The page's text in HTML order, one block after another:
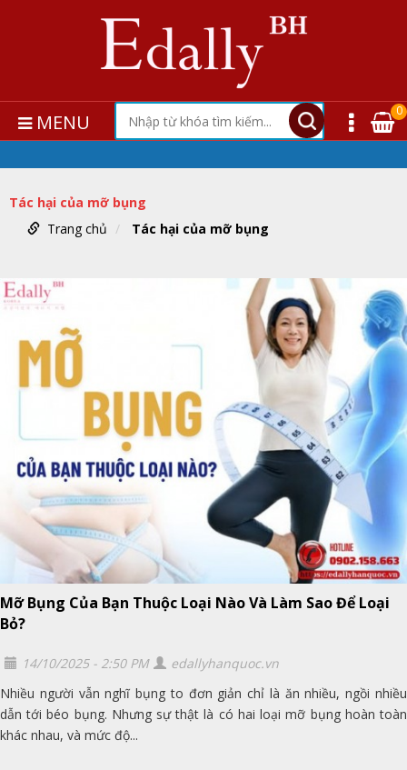
MENU 0
Tác hại của mỡ bụng
Trang chủ
Tác hại của mỡ bụng
Mỡ Bụng Của Bạn Thuộc Loại Nào Và Làm Sao Để Loại
Bỏ?
14/10/2025 - 2:50 PM
edallyhanquoc.vn
Nhiều người vẫn nghĩ bụng to đơn giản chỉ là ăn nhiều, ngồi nhiều
dẫn tới béo bụng. Nhưng sự thật là có hai loại mỡ bụng hoàn toàn
khác nhau, và mức độ...